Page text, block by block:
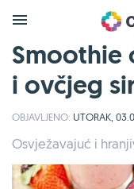
Smoothie
i ovčjeg
OBJAVLJENO: UTORAK,
Osvježavajuć i